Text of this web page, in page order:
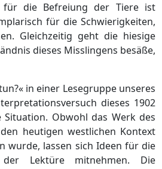
für die Befreiung der Tiere ist
für die Schwierigkeiten,
Gleichzeitig geht die hiesige
dieses Misslingens besäße,
in einer Lesegruppe unseres
dieses 1902
Obwohl das Werk des
heutigen westlichen Kontext
wurde, lassen sich Ideen für die
Lektüre mitnehmen. Die